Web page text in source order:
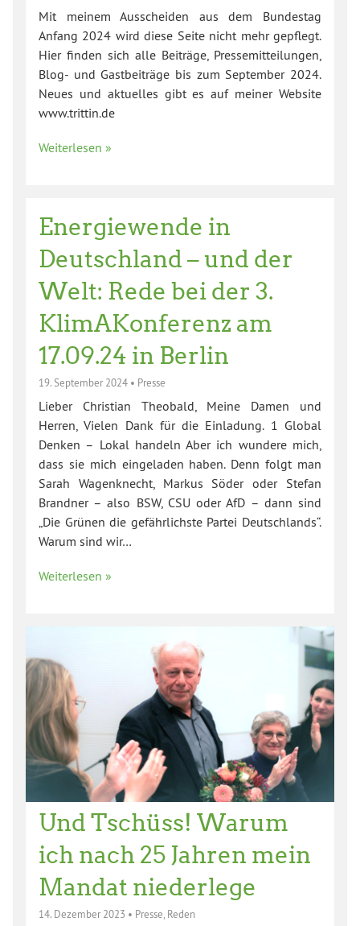
Mit meinem Ausscheiden aus dem Bundestag
Anfang 2024 wird diese Seite nicht mehr gepflegt.
Hier finden sich alle Beiträge, Pressemitteilungen,
Blog- und Gastbeiträge bis zum September 2024.
Neues und aktuelles gibt es auf meiner Website
www.trittin.de
Weiterlesen »
Energiewende in
Deutschland – und der
Welt: Rede bei der 3.
KlimAKonferenz am
17.09.24 in Berlin
19. September 2024 • Presse
Lieber Christian Theobald, Meine Damen und
Herren, Vielen Dank für die Einladung. 1 Global
Denken – Lokal handeln Aber ich wundere mich,
dass sie mich eingeladen haben. Denn folgt man
Sarah Wagenknecht, Markus Söder oder Stefan
Brandner – also BSW, CSU oder AfD – dann sind
„Die Grünen die gefährlichste Partei Deutschlands“.
Warum sind wir…
Weiterlesen »
Und Tschüss! Warum
ich nach 25 Jahren mein
Mandat niederlege
14. Dezember 2023 • Presse Reden